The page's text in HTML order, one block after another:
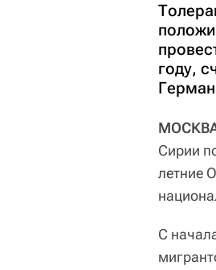
году,
Сирии
летние
С